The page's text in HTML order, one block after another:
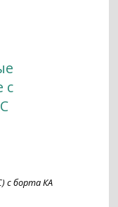
с
с борта КА